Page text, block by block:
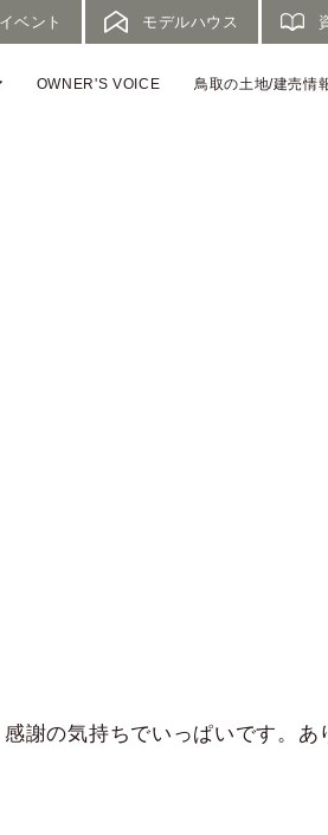
イベント モデルハウス
OWNER'S VOICE 鳥取の土地/建売情
謝の気持ちでいっぱいです。あ